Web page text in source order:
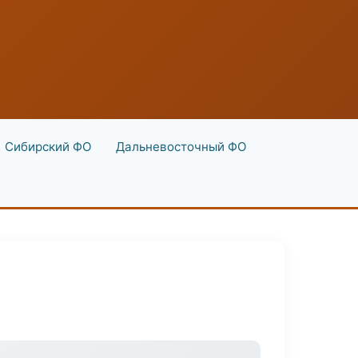
Сибирский ФО Дальневосточный ФО